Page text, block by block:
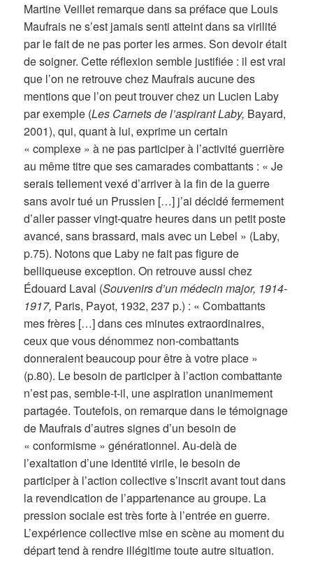
Martine Veillet remarque dans sa préface que Louis
Maufrais ne s’est jamais senti atteint dans sa virilité
par le fait de ne pas porter les armes. Son devoir était
de soigner. Cette réflexion semble justifiée : il est vrai
que l’on ne retrouve chez Maufrais aucune des
mentions que l’on peut trouver chez un Lucien Laby
par exemple (Les Carnets de l’aspirant Laby, Bayard,
2001), qui, quant à lui, exprime un certain
« complexe » à ne pas participer à l’activité guerrière
au même titre que ses camarades combattants : « Je
serais tellement vexé d’arriver à la fin de la guerre
sans avoir tué un Prussien […] j’ai décidé fermement
d’aller passer vingt-quatre heures dans un petit poste
avancé, sans brassard, mais avec un Lebel » (Laby,
p.75). Notons que Laby ne fait pas figure de
belliqueuse exception. On retrouve aussi chez
Édouard Laval (Souvenirs d’un médecin major, 1914-
1917, Paris, Payot, 1932, 237 p.) : « Combattants
mes frères […] dans ces minutes extraordinaires,
ceux que vous dénommez non-combattants
donneraient beaucoup pour être à votre place »
(p.80). Le besoin de participer à l’action combattante
n’est pas, semble-t-il, une aspiration unanimement
partagée. Toutefois, on remarque dans le témoignage
de Maufrais d’autres signes d’un besoin de
« conformisme » générationnel. Au-delà de
l’exaltation d’une identité virile, le besoin de
participer à l’action collective s’inscrit avant tout dans
la revendication de l’appartenance au groupe. La
pression sociale est très forte à l’entrée en guerre.
L’expérience collective mise en scène au moment du
départ tend à rendre illégitime toute autre situation.